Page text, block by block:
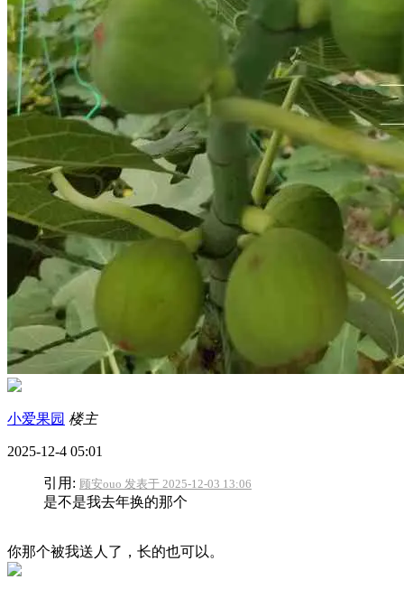
小爱果园 楼主
2025-12-4 05:01
引用: 顾安ouo 发表于 2025-12-03 13:06
是不是我去年换的那个
你那个被我送人了，长的也可以。